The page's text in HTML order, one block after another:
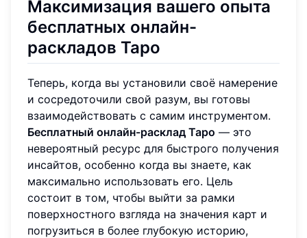
Максимизация вашего опыта
бесплатных онлайн-
раскладов Таро
Теперь, когда вы установили своё намерение
и сосредоточили свой разум, вы готовы
взаимодействовать с самим инструментом.
Бесплатный онлайн-расклад Таро — это
невероятный ресурс для быстрого получения
инсайтов, особенно когда вы знаете, как
максимально использовать его. Цель
состоит в том, чтобы выйти за рамки
поверхностного взгляда на значения карт и
погрузиться в более глубокую историю,